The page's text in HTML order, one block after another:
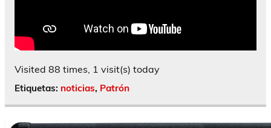
Visited 88 times, 1 visit(s) today
Etiquetas: noticias, Patrón